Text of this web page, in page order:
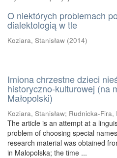
O niektórych problemach
dialektologią w tle
Koziara, Stanisław (2014)
Imiona chrzestne dzieci
historyczno-kulturowej (na
Małopolski)
Koziara, Stanisław; Rudnicka-Fira,
The article is an attempt at a
problem of choosing special
research material was obtained
in Malopolska; the time ...